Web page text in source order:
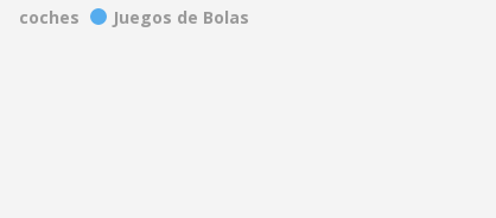
coches
Juegos de Bolas